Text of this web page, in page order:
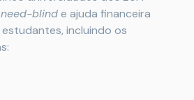
need-blinde ajuda financeira
incluindo os